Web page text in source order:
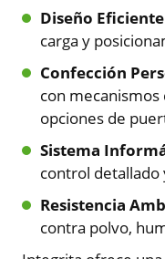
Diseño
carga y
Confección
con
opciones de
Sistema
control detallado
Resistencia
contra polvo,